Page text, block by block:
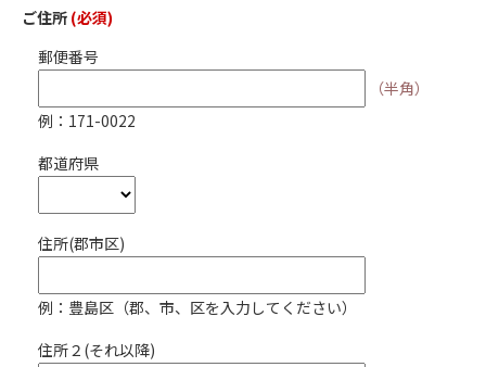
ご住所 (必須)
郵便番号
（半角）
例：171-0022
都道府県
住所(郡市区)
例：豊島区（郡、市、区を入力してください）
住所２(それ以降)